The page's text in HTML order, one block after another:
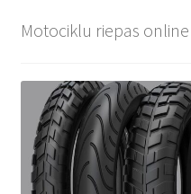
Motociklu riepas online